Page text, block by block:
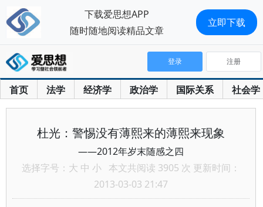
首页 法学 经济学 政治学 国际关系 社会学
登录 注册
杜光：警惕没有薄熙来的薄熙来现象
——2012年岁末随感之四
选择字号： 大 中 小 本文共阅读 3905 次 更新时间：
2013-03-03 21:47
下载爱思想APP
随时随地阅读精品文章
立即下载